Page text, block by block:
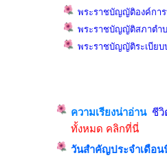
พระราชบัญญัติองค์การ
พระราชบัญญัติสภาตำ
พระราชบัญญัติระเบียบ
ความเรียงน่าอ่าน ชีวิ
ทั้งหมด คลิกที่นี่
วันสำคัญประจำเดือน